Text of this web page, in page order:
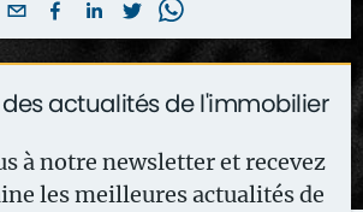
des actualités de l'immobilier
à notre newsletter et recevez
les meilleures actualités de